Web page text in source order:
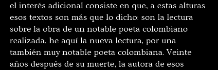
el interés adicional consiste en que, a estas alturas
esos textos son más que lo dicho: son la lectura
sobre la obra de un notable poeta colombiano
realizada, he aquí la nueva lectura, por una
también muy notable poeta colombiana. Veinte
años después de su muerte, la autora de esos